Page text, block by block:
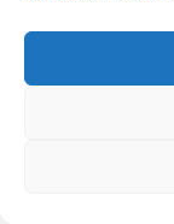
fıkrasının
kişileri
olduğu ve